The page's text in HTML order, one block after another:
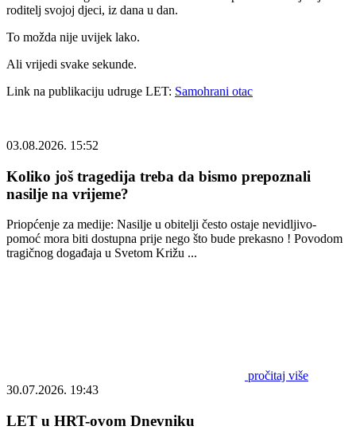
roditelj svojoj djeci, iz dana u dan.
To možda nije uvijek lako.
Ali vrijedi svake sekunde.
Link na publikaciju udruge LET: Samohrani otac
03.08.2026. 15:52
Koliko još tragedija treba da bismo prepoznali
nasilje na vrijeme?
Priopćenje za medije: Nasilje u obitelji često ostaje nevidljivo-
pomoć mora biti dostupna prije nego što bude prekasno ! Povodom
tragičnog događaja u Svetom Križu ...
pročitaj više
30.07.2026. 19:43
LET u HRT-ovom Dnevniku